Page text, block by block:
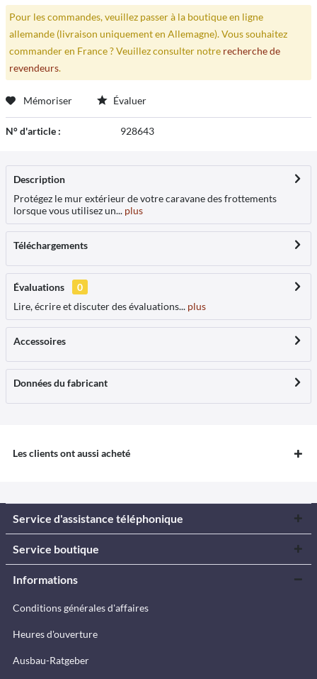
Pour les commandes, veuillez passer à la boutique en ligne
allemande (livraison uniquement en Allemagne). Vous souhaitez
commander en France ? Veuillez consulter notre recherche de
revendeurs.
Mémoriser Évaluer
N° d'article : 928643
Description
Protégez le mur extérieur de votre caravane des frottements
lorsque vous utilisez un... plus
Téléchargements
Évaluations
0
Lire, écrire et discuter des évaluations... plus
Accessoires
Données du fabricant
Les clients ont aussi acheté
Service d'assistance téléphonique
Service boutique
Informations
Conditions générales d'affaires
Heures d'ouverture
Ausbau-Ratgeber